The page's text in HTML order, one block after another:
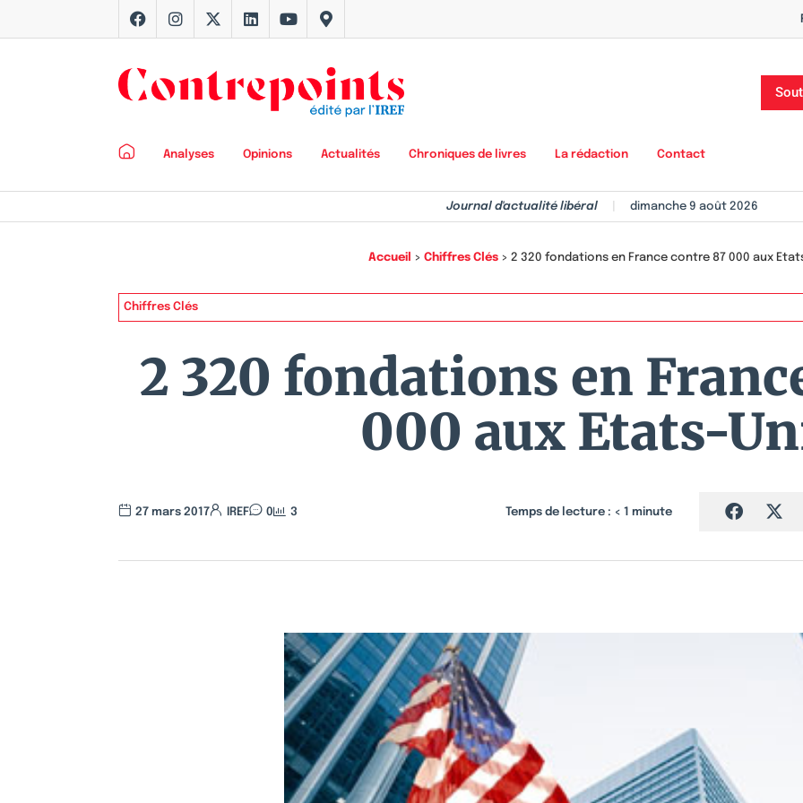
Analyses Opinions Actualités Chroniques de livres La rédaction Contact
Journal d'actualité libéral dimanche 9 août 2026
Accueil > Chiffres Clés > 2 320 fondations en France contre 87 000 aux
Chiffres Clés
2 320 fondations en
000 aux Etats-
27 mars 2017 IREF 0 3 Temps de lecture : < 1 minute